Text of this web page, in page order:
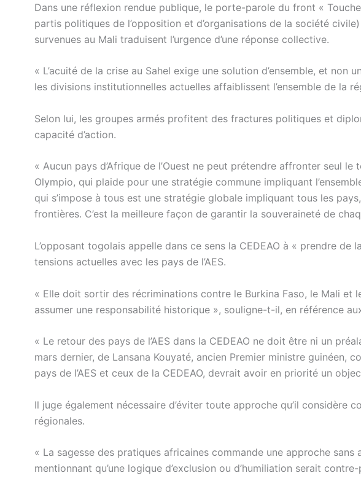
Dans une réflexion rendue publique, le porte-parole du front «
partis politiques de l’opposition et d’organisations de la société
survenues au Mali traduisent l’urgence d’une réponse collective.
« L’acuité de la crise au Sahel exige une solution d’ensemble, et
les divisions institutionnelles actuelles affaiblissent l’ensemble de la
Selon lui, les groupes armés profitent des fractures politiques et
capacité d’action.
« Aucun pays d’Afrique de l’Ouest ne peut prétendre affronter seul
Olympio, qui plaide pour une stratégie commune impliquant
qui s’impose à tous est une stratégie globale impliquant tous les
frontières. C’est la meilleure façon de garantir la souveraineté de
L’opposant togolais appelle dans ce sens la CEDEAO à « prendre
tensions actuelles avec les pays de l’AES.
« Elle doit sortir des récriminations contre le Burkina Faso, le Mali et
assumer une responsabilité historique », souligne-t-il, en référence
« Le retour des pays de l’AES dans la CEDEAO ne doit être ni un
mars dernier, de Lansana Kouyaté, ancien Premier ministre guinéen,
pays de l’AES et ceux de la CEDEAO, devrait avoir en priorité un
Il juge également nécessaire d’éviter toute approche qu’il considère
régionales.
« La sagesse des pratiques africaines commande une approche
mentionnant qu’une logique d’exclusion ou d’humiliation serait